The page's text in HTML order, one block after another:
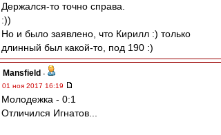
Держался-то точно справа.
:))
Но и было заявлено, что Кирилл :) только
длинный был какой-то, под 190 :)
Mansfield -
01 ноя 2017 16:19
Молодежка - 0:1
Отличился Игнатов...